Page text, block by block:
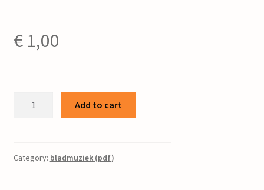
€1,00
Paardekoper
Add to cart
Category: bladmuziek (pdf)